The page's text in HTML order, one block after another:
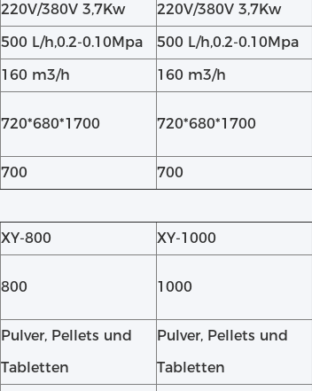
220V/380V 3,7Kw 220V/380V 3,7Kw
500 L/h,0.2-0.10Mpa 500 L/h,0.2-0.10Mpa
160 m3/h 160 m3/h
720*680*1700 720*680*1700
700 700
XY-800 XY-1000
800 1000
Pulver, Pellets und
Tabletten
Pulver, Pellets und
Tabletten